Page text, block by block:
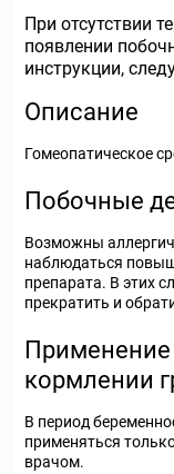
При отсутствии
появлении
инструкции,
Описание
Гомеопатическое
Побочные
Возможны
наблюдаться
препарата. В этих
прекратить и
Применение
кормлении
В период
применяться
врачом.